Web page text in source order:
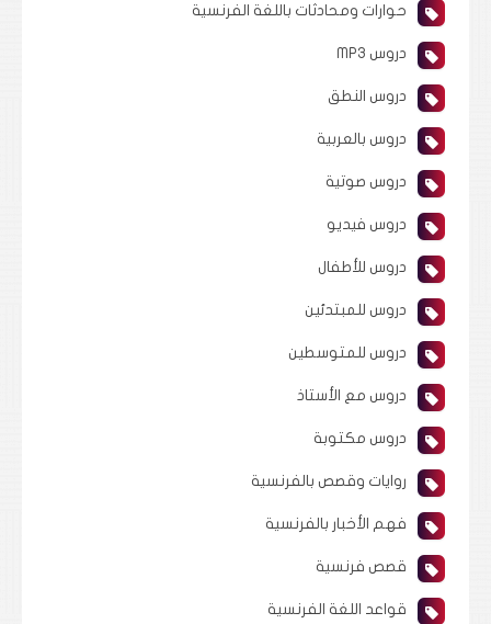
حوارات ومحادثات باللغة الفرنسية
دروس MP3
دروس النطق
دروس بالعربية
دروس صوتية
دروس فيديو
دروس للأطفال
دروس للمبتدئين
دروس للمتوسطين
دروس مع الأستاذ
دروس مكتوبة
روايات وقصص بالفرنسية
فهم الأخبار بالفرنسية
قصص فرنسية
قواعد اللغة الفرنسية